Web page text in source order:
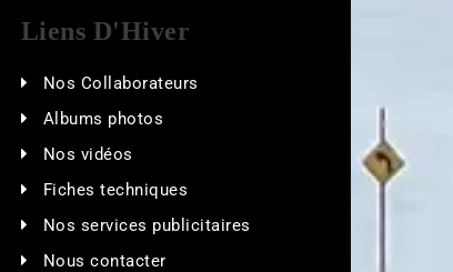
Liens D'Hiver
Nos Collaborateurs
Albums photos
Nos vidéos
Fiches techniques
Nos services publicitaires
Nous contacter